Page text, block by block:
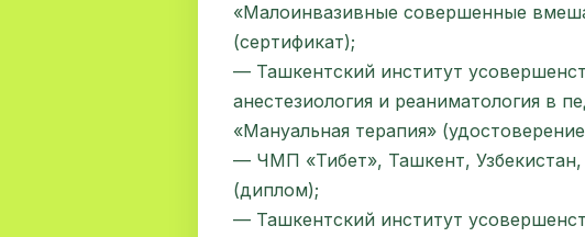
«Малоинвазивные совершенные
(сертификат);
— Ташкентский институт
анестезиология и реаниматология в
«Мануальная терапия»
— ЧМП «Тибет», Ташкент,
(диплом);
— Ташкентский институт